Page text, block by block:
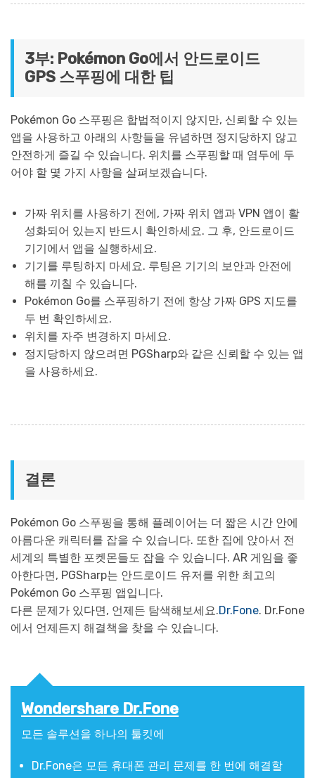
3부: Pokémon Go에서 안드로이드
GPS 스푸핑에 대한 팁
Pokémon Go 스푸핑은 합법적이지 않지만, 신뢰할 수 있는
앱을 사용하고 아래의 사항들을 유념하면 정지당하지 않고
안전하게 즐길 수 있습니다. 위치를 스푸핑할 때 염두에 두
어야 할 몇 가지 사항을 살펴보겠습니다.
가짜 위치를 사용하기 전에, 가짜 위치 앱과 VPN 앱이 활
성화되어 있는지 반드시 확인하세요. 그 후, 안드로이드
기기에서 앱을 실행하세요.
기기를 루팅하지 마세요. 루팅은 기기의 보안과 안전에
해를 끼칠 수 있습니다.
Pokémon Go를 스푸핑하기 전에 항상 가짜 GPS 지도를
두 번 확인하세요.
위치를 자주 변경하지 마세요.
정지당하지 않으려면 PGSharp와 같은 신뢰할 수 있는 앱
을 사용하세요.
결론
Pokémon Go 스푸핑을 통해 플레이어는 더 짧은 시간 안에
아름다운 캐릭터를 잡을 수 있습니다. 또한 집에 앉아서 전
세계의 특별한 포켓몬들도 잡을 수 있습니다. AR 게임을 좋
아한다면, PGSharp는 안드로이드 유저를 위한 최고의
Pokémon Go 스푸핑 앱입니다.
다른 문제가 있다면, 언제든 탐색해보세요.Dr.Fone. Dr.Fone
에서 언제든지 해결책을 찾을 수 있습니다.
Wondershare Dr.Fone
모든 솔루션을 하나의 툴킷에
Dr.Fone은 모든 휴대폰 관리 문제를 한 번에 해결할